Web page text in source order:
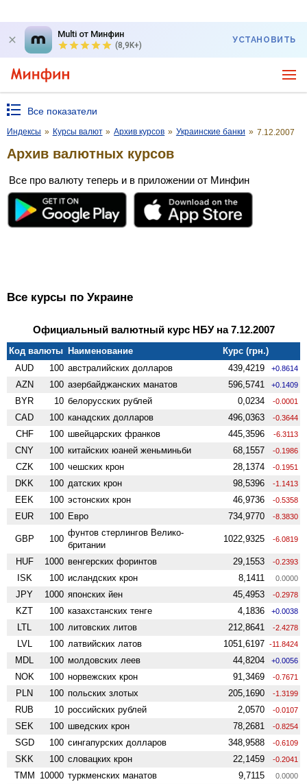
Multi от Минфин
(8,9K+)
УСТАНОВИТЬ
Все показатели
Индексы » Курсы валют » Архив курсов » Украинские банки » 7.12.2007
Архив валютных курсов
Все про валюту теперь и в приложении от Минфин
Все курсы по Украине
Официальный валютный курс НБУ на 7.12.2007
Код валюты Наименование
Курс (грн.)
AUD
100 австралийских долларов 439,4219 +0.8614
AZN 100 азербайджанских манатов 596,5741 +0.1409
BYR 10 белорусских рублей 0,0234 -0.0001
CAD 100 канадских долларов 496,0363 -0.3644
CHF 100 швейцарских франков 445,3596 -6.3113
CNY 100 китайских юаней женьминьби 68,1557 -0.1986
CZK 100 чешских крон 28,1374 -0.1951
DKK 100 датских крон 98,5396 -1.1413
EEK 100 эстонских крон 46,9736 -0.5358
EUR 100 Евро 734,9770 -8.3830
GBP 100
фунтов стерлингов Велико­
британии
1022,9325 -6.0819
HUF 1000 венгерских форинтов 29,1553 -0.2393
ISK 100 исландских крон 8,1411 0.0000
JPY 1000 японских йен 45,4953 -0.2978
KZT 100 казахстанских тенге 4,1836 +0.0038
LTL 100 литовских литов 212,8641 -2.4278
LVL 100 латвийских латов 1051,6197 -11.8424
MDL 100 молдовских леев 44,8204 +0.0056
NOK 100 норвежских крон 91,3469 -0.7671
PLN 100 польских злотых 205,1690 -1.3199
RUB 10 российских рублей 2,0570 -0.0107
SEK 100 шведских крон 78,2681 -0.8254
SGD 100 сингапурских долларов 348,9588 -0.6109
SKK 100 словацких крон 22,1459 -0.2041
TMM 10000 туркменских манатов 9,7115 0.0000